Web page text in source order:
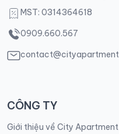
MST: 0314364618
0909.660.567
CÔNG TY
Giới thiệu về City Apartment